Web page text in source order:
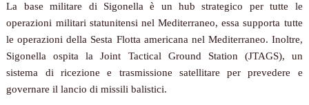
La base militare di Sigonella è un hub strategico per tutte le
operazioni militari statunitensi nel Mediterraneo, essa supporta tutte
le operazioni della Sesta Flotta americana nel Mediterraneo. Inoltre,
Sigonella ospita la Joint Tactical Ground Station (JTAGS), un
sistema di ricezione e trasmissione satellitare per prevedere e
governare il lancio di missili balistici.